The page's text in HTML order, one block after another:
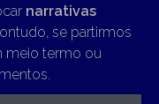
narrativas
se partirmos
meio termo ou